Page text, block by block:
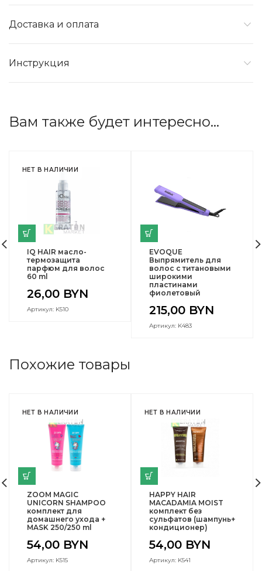
Доставка и оплата
Инструкция
Вам также будет интересно…
НЕТ В НАЛИЧИИ
IQ HAIR масло-
термозащита
парфюм для волос
60 ml
26,00 BYN
Артикул: K510
EVOQUE
Выпрямитель для
волос с титановыми
широкими
пластинами
фиолетовый
215,00 BYN
Артикул: K483
Похожие товары
НЕТ В НАЛИЧИИ
ZOOM MAGIC
UNICORN SHAMPOO
комплект для
домашнего ухода +
MASK 250/250 ml
54,00 BYN
Артикул: K515
НЕТ В НАЛИЧИИ
HAPPY HAIR
MACADAMIA MOIST
комплект без
сульфатов (шампунь+
кондиционер)
54,00 BYN
Артикул: K541